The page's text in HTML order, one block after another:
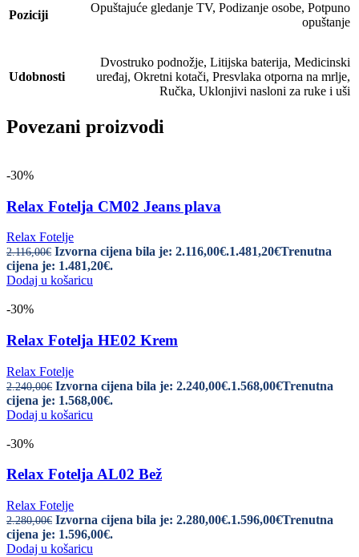
Poziciji
Opuštajuće gledanje TV, Podizanje osobe, Potpuno
opuštanje
Udobnosti
Dvostruko podnožje, Litijska baterija, Medicinski
uređaj, Okretni kotači, Presvlaka otporna na mrlje,
Ručka, Uklonjivi nasloni za ruke i uši
Povezani proizvodi
-30%
Relax Fotelja CM02 Jeans plava
Relax Fotelje
2.116,00€ Izvorna cijena bila je: 2.116,00€.1.481,20€Trenutna
cijena je: 1.481,20€.
Dodaj u košaricu
-30%
Relax Fotelja HE02 Krem
Relax Fotelje
2.240,00€ Izvorna cijena bila je: 2.240,00€.1.568,00€Trenutna
cijena je: 1.568,00€.
Dodaj u košaricu
-30%
Relax Fotelja AL02 Bež
Relax Fotelje
2.280,00€ Izvorna cijena bila je: 2.280,00€.1.596,00€Trenutna
cijena je: 1.596,00€.
Dodaj u košaricu